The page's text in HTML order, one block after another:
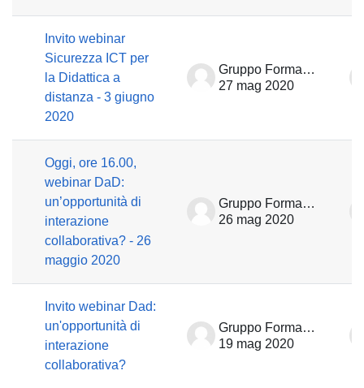
Invito webinar
Sicurezza ICT per
la Didattica a
distanza - 3 giugno
2020
Gruppo Formazione
27 mag 2020
Oggi, ore 16.00,
webinar DaD:
un’opportunità di
interazione
collaborativa? - 26
maggio 2020
Gruppo Formazione
26 mag 2020
Invito webinar Dad:
un'opportunità di
interazione
collaborativa?
Gruppo Formazione
19 mag 2020